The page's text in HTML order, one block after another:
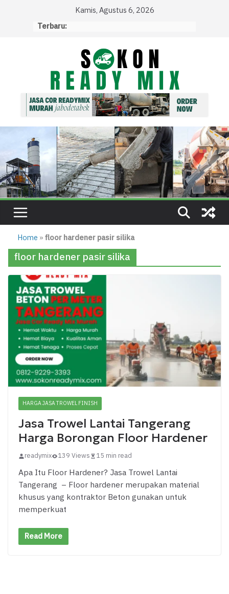
Kamis, Agustus 6, 2026
Terbaru:
Home »floor hardener pasir silika
floor hardener pasir silika
HARGA JASA TROWEL FINISH
Jasa Trowel Lantai Tangerang
Harga Borongan Floor Hardener
readymix 139 Views 15 min read
Apa Itu Floor Hardener? Jasa Trowel Lantai
Tangerang – Floor hardener merupakan material
khusus yang kontraktor Beton gunakan untuk
memperkuat
Read More